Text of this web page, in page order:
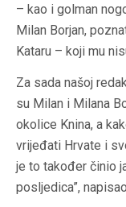
– kao i golman
Milan Borjan,
Kataru – koji mu
Za sada našoj
su Milan i Milana
okolice Knina, a
vrijeđati Hrvate i
je to također činio
posljedica”,